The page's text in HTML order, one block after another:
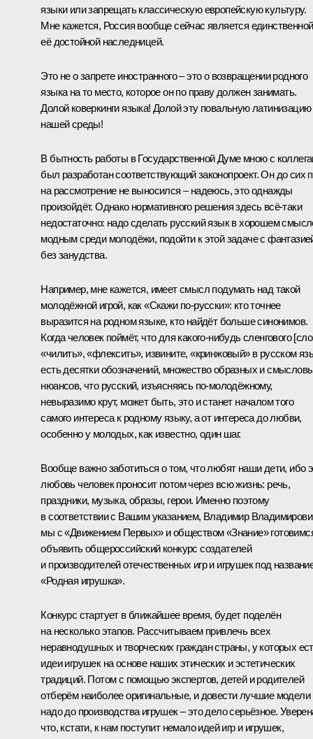
языки или запрещать классическую европейскую культуру.
Мне кажется, Россия вообще сейчас является единственной
её достойной наследницей.
Это не о запрете иностранного – это о возвращении родного
языка на то место, которое он по праву должен занимать.
Долой коверкинги языка! Долой эту повальную латинизацию
нашей среды!
В бытность работы в Государственной Думе мною с
был разработан соответствующий законопроект. Он до сих
на рассмотрение не выносился – надеюсь, это однажды
произойдёт. Однако нормативного решения здесь всё-таки
недостаточно: надо сделать русский язык в хорошем
модным среди молодёжи, подойти к этой задаче с
без занудства.
Например, мне кажется, имеет смысл подумать над такой
молодёжной игрой, как «Скажи по-русски»: кто точнее
выразится на родном языке, кто найдёт больше синонимов.
Когда человек поймёт, что для какого-нибудь сленгового
«чилить», «флексить», извините, «кринжовый» в русском
есть десятки обозначений, множество образных и
нюансов, что русский, изъясняясь по-молодёжному,
невыразимо крут, может быть, это и станет началом того
самого интереса к родному языку, а от интереса до любви,
особенно у молодых, как известно, один шаг.
Вообще важно заботиться о том, что любят наши дети, ибо
любовь человек проносит потом через всю жизнь: речь,
праздники, музыка, образы, герои. Именно поэтому
в соответствии с Вашим указанием, Владимир
мы с «Движением Первых» и обществом «Знание»
объявить общероссийский конкурс создателей
и производителей отечественных игр и игрушек под
«Родная игрушка».
Конкурс стартует в ближайшее время, будет поделён
на несколько этапов. Рассчитываем привлечь всех
неравнодушных и творческих граждан страны, у которых
идеи игрушек на основе наших этических и эстетических
традиций. Потом с помощью экспертов, детей и родителей
отберём наиболее оригинальные, и довести лучшие модели
надо до производства игрушек – это дело серьёзное.
что, кстати, к нам поступит немало идей игр и игрушек,